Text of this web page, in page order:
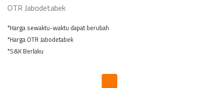
OTR Jabodetabek
*Harga sewaktu-waktu dapat berubah
*Harga OTR Jabodetabek
*S&K Berlaku